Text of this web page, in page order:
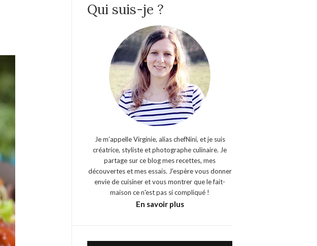
Qui suis-je ?
Je m’appelle Virginie, alias chefNini, et je suis
créatrice, styliste et photographe culinaire. Je
partage sur ce blog mes recettes, mes
découvertes et mes essais. J'espère vous donner
envie de cuisiner et vous montrer que le fait-
maison ce n'est pas si compliqué !
En savoir plus